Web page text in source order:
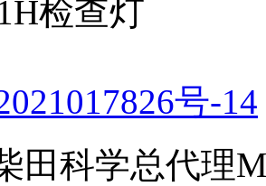
检查灯
号-14
田科学总代理